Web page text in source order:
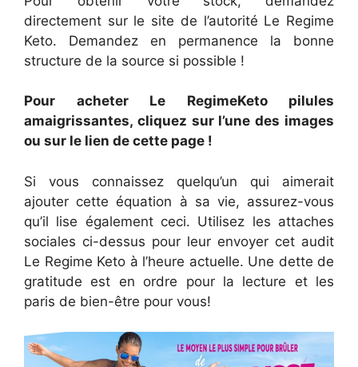
directement sur le site de l’autorité Le Regime
Keto. Demandez en permanence la bonne
structure de la source si possible !
Pour acheter Le RegimeKeto pilules
amaigrissantes, cliquez sur l’une des images
ou sur le lien de cette page !
Si vous connaissez quelqu’un qui aimerait
ajouter cette équation à sa vie, assurez-vous
qu’il lise également ceci. Utilisez les attaches
sociales ci-dessus pour leur envoyer cet audit
Le Regime Keto à l’heure actuelle. Une dette de
gratitude est en ordre pour la lecture et les
paris de bien-être pour vous!